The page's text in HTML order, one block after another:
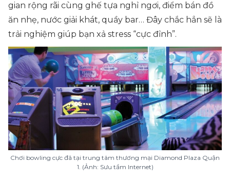
gian rộng rãi cùng ghế tựa nghỉ ngơi, điểm bán đồ
ăn nhẹ, nước giải khát, quầy bar… Đây chắc hẳn sẽ là
trải nghiệm giúp bạn xả stress “cực đỉnh”.
Chơi bowling cực đã tại trung tâm thương mại Diamond Plaza Quận
1. (Ảnh: Sưu tầm Internet)